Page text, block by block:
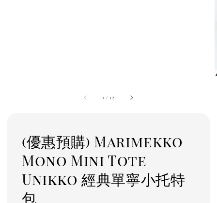
1 /12
(優惠預購) Marimekko
Mono Mini Tote
Unikko 經典單寧小托特
包